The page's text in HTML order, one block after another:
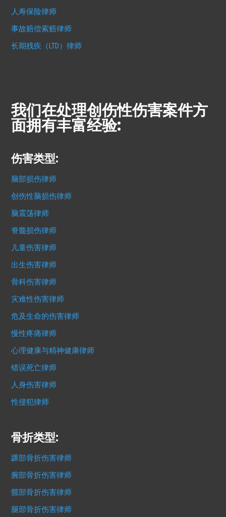
人寿保险律师
事故赔偿索赔律师
长期残疾（LTD）律师
我们在处理创伤性伤害案件方
面拥有丰富经验:
伤害类型:
脑部损伤律师
创伤性脑损伤律师
脑震荡律师
脊髓损伤律师
儿童伤害律师
出生伤害律师
骨科伤害律师
灾难性伤害律师
危及生命的伤害律师
慢性疼痛律师
心理健康与精神健康律师
错误死亡律师
人身伤害律师
性侵犯律师
骨折类型:
踝部骨折伤害律师
腕部骨折伤害律师
髋部骨折伤害律师
腿部骨折伤害律师